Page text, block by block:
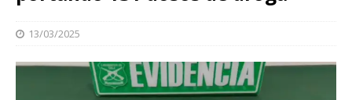
13/03/2025